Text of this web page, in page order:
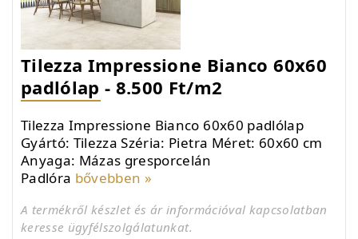
Tilezza Impressione Bianco 60x60
padlólap - 8.500 Ft/m2
Tilezza Impressione Bianco 60x60 padlólap
Gyártó: Tilezza Széria: Pietra Méret: 60x60 cm
Anyaga: Mázas gresporcelán
Padlóra bővebben »
A termékről készlet és ár információval kapcsolatban
keresse ügyfélszolgálatunkat.